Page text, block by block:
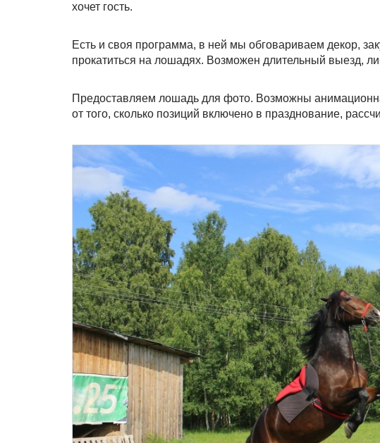
хочет гость.
Есть и своя программа, в ней мы обговариваем декор,
прокатиться на лошадях. Возможен длительный выезд,
Предоставляем лошадь для фото. Возможны
от того, сколько позиций включено в празднование,